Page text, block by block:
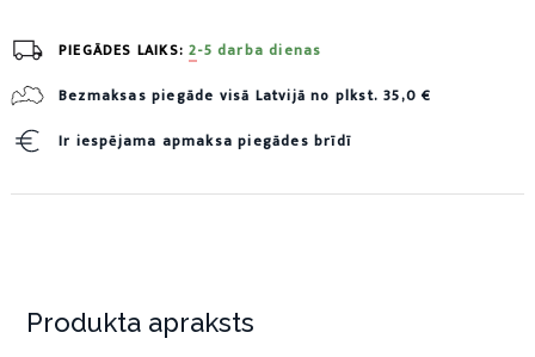
PIEGĀDES LAIKS:2-5 darba dienas
Bezmaksas piegāde visā Latvijā no plkst. 35,0 €
Ir iespējama apmaksa piegādes brīdī
Produkta apraksts